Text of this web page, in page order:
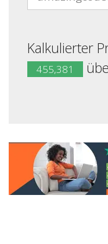
Kalkulierter
455,381